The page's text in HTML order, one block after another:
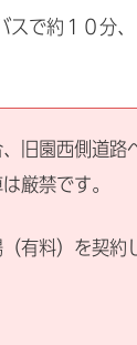
で約１０分
旧園西側道
厳禁です。
有料）を契